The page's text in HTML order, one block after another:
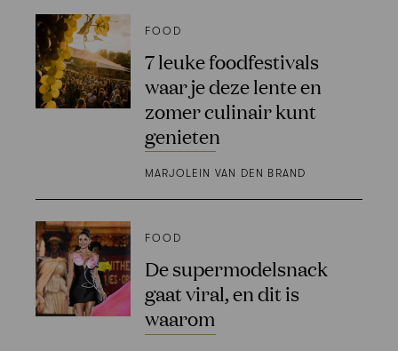
FOOD
7 leuke foodfestivals
waar je deze lente en
zomer culinair kunt
genieten
MARJOLEIN VAN DEN BRAND
FOOD
De supermodelsnack
gaat viral, en dit is
waarom